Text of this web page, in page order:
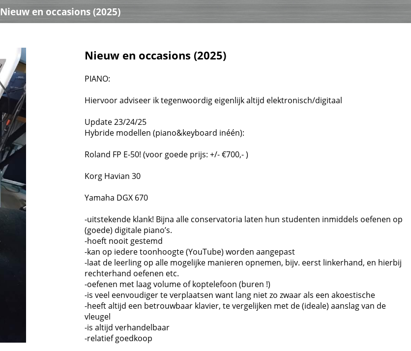
Nieuw en occasions (2025)
Nieuw en occasions (2025)
PIANO:
Hiervoor adviseer ik tegenwoordig eigenlijk altijd elektronisch/digitaal
Update 23/24/25
Hybride modellen (piano&keyboard inéén):
Roland FP E-50! (voor goede prijs: +/- €700,- )
Korg Havian 30
Yamaha DGX 670
-uitstekende klank! Bijna alle conservatoria laten hun studenten inmiddels oefenen op
(goede) digitale piano’s.
-hoeft nooit gestemd
-kan op iedere toonhoogte (YouTube) worden aangepast
-laat de leerling op alle mogelijke manieren opnemen, bijv. eerst linkerhand, en hierbij
rechterhand oefenen etc.
-oefenen met laag volume of koptelefoon (buren !)
-is veel eenvoudiger te verplaatsen want lang niet zo zwaar als een akoestische
-heeft altijd een betrouwbaar klavier, te vergelijken met de (ideale) aanslag van de
vleugel
-is altijd verhandelbaar
-relatief goedkoop